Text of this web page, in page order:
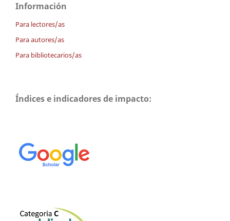
Información
Para lectores/as
Para autores/as
Para bibliotecarios/as
Índices e indicadores de impacto: